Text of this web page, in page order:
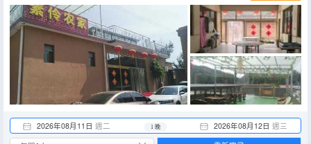
2026年08月11日 週二 2026年08月12日 週三
1 晚